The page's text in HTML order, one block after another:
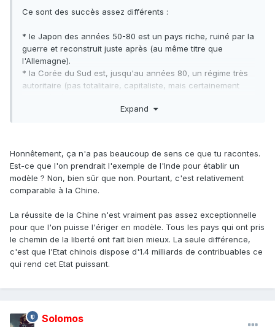
Ce sont des succès assez différents :
* le Japon des années 50-80 est un pays riche, ruiné par la
guerre et reconstruit juste après (au même titre que
l'Allemagne).
* la Corée du Sud est, jusqu'au années 80, un régime très
autoritaire (pas totalitaire, capitaliste, mais certainement
* l'Irlande est un pays de 5 millions d'habitants au coeur
La Chine est passée en 70-80 ans du Tiers-monde à
première puissance économique mondiale, sur un chemin
jalonné par des camps de concentration. Un tel modèle
fascine néanmoins les intellectuels, et notamment ceux qui
Expand
Honnêtement, ça n'a pas beaucoup de sens ce que tu racontes.
Est-ce que l'on prendrait l'exemple de l'Inde pour établir un
modèle ? Non, bien sûr que non. Pourtant, c'est relativement
comparable à la Chine.
La réussite de la Chine n'est vraiment pas assez exceptionnelle
pour que l'on puisse l'ériger en modèle. Tous les pays qui ont pris
le chemin de la liberté ont fait bien mieux. La seule différence,
c'est que l'Etat chinois dispose d'1.4 milliards de contribuables ce
qui rend cet Etat puissant.
Solomos